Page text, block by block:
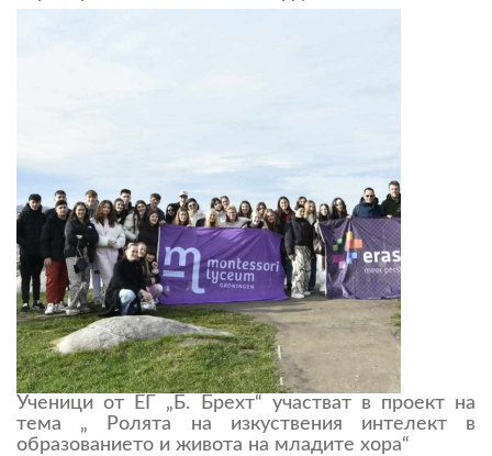
Ученици от ЕГ „Б. Брехт“ участват в проект на
тема „ Ролята на изкуствения интелект в
образованието и живота на младите хора“